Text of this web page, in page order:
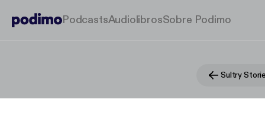
PodcastsAudiolibrosSobre Podimo